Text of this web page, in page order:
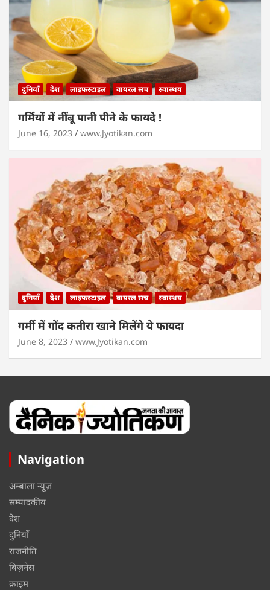
दुनियाँ देश लाइफस्टाइल वायरल सच स्वास्थय
गर्मियों में नींबू पानी पीने के फायदे !
June 16, 2023 www.Jyotikan.com
दुनियाँ देश लाइफस्टाइल वायरल सच स्वास्थय
गर्मी में गोंद कतीरा खाने मिलेंगे ये फायदा
June 8, 2023 www.Jyotikan.com
Navigation
अम्बाला न्यूज़
सम्पादकीय
देश
दुनियाँ
राजनीति
बिज़नेस
क्राइम